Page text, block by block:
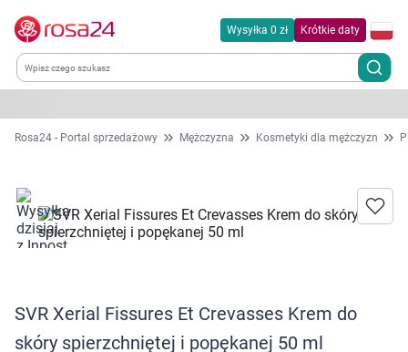
Wysyłka 0 zł Krótkie daty
Kategorie
Dla zwierząt
Zdrowie
Rosa24 - Portal sprzedażowy Mężczyzna Kosmetyki dla mężczyzn
SVR Xerial Fissures Et Crevasses Krem do
skóry spierzchniętej i popękanej 50 ml